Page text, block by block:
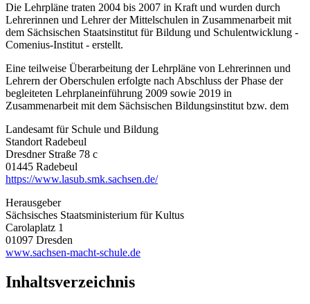
Die Lehrpläne traten 2004 bis 2007 in Kraft und wurden durch
Lehrerinnen und Lehrer der Mittelschulen in Zusammenarbeit mit
dem Sächsischen Staatsinstitut für Bildung und Schulentwicklung -
Comenius-Institut - erstellt.
Eine teilweise Überarbeitung der Lehrpläne von Lehrerinnen und
Lehrern der Oberschulen erfolgte nach Abschluss der Phase der
begleiteten Lehrplaneinführung 2009 sowie 2019 in
Zusammenarbeit mit dem Sächsischen Bildungsinstitut bzw. dem
Landesamt für Schule und Bildung
Standort Radebeul
Dresdner Straße 78 c
01445 Radebeul
https://www.lasub.smk.sachsen.de/
Herausgeber
Sächsisches Staatsministerium für Kultus
Carolaplatz 1
01097 Dresden
www.sachsen-macht-schule.de
Inhaltsverzeichnis